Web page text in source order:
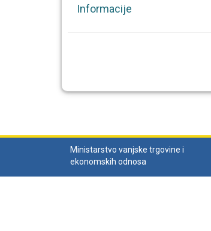
Informacije
Ministarstvo vanjske trgovine i
ekonomskih odnosa